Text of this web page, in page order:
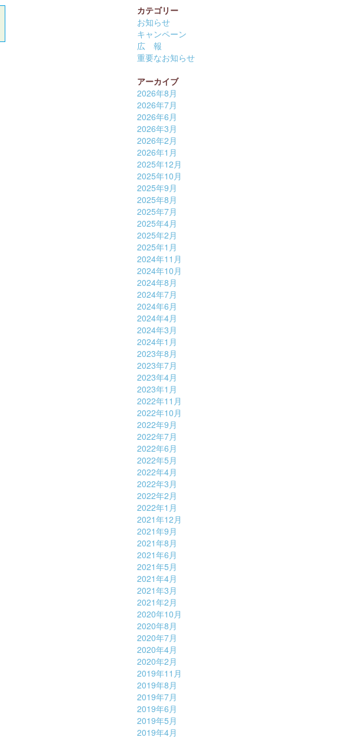
カテゴリー
お知らせ
キャンペーン
広 報
重要なお知らせ
アーカイブ
2026年8月
2026年7月
2026年6月
2026年3月
2026年2月
2026年1月
2025年12月
2025年10月
2025年9月
2025年8月
2025年7月
2025年4月
2025年2月
2025年1月
2024年11月
2024年10月
2024年8月
2024年7月
2024年6月
2024年4月
2024年3月
2024年1月
2023年8月
2023年7月
2023年4月
2023年1月
2022年11月
2022年10月
2022年9月
2022年7月
2022年6月
2022年5月
2022年4月
2022年3月
2022年2月
2022年1月
2021年12月
2021年9月
2021年8月
2021年6月
2021年5月
2021年4月
2021年3月
2021年2月
2020年10月
2020年8月
2020年7月
2020年4月
2020年2月
2019年11月
2019年8月
2019年7月
2019年6月
2019年5月
2019年4月